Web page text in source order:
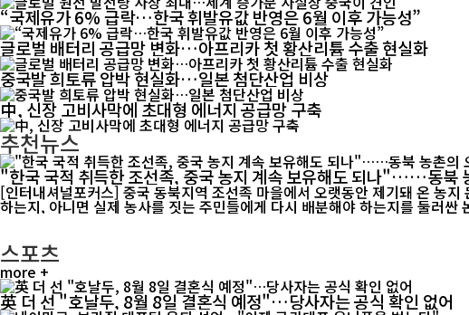
“국제유가 6% 급락…한국 휘발유값 반영은 6월 이후 가능성”
글로벌 배터리 공급망 변화…아프리카 첫 황산리튬 수출 현실화
중국발 희토류 압박 현실화…일본 첨단산업 비상
中, 신장 고비사막에 초대형 에너지 공급망 구축
추천뉴스
"한국 국적 취득한 조선족, 중국 농지 계속 보유해도 되나"……동북
[인터내셔널포커스] 중국 동북지역 조선족 마을에서 오랫동안 제기돼 온 농
하는지, 아니면 실제 농사를 짓는 주민들에게 다시 배분해야 하는지를 둘러싼
스포츠
more +
英 더 선 "호날두, 8월 8일 결혼식 예정"…당사자는 공식 확인 없어